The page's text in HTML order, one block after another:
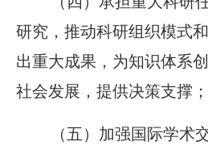
研究，推动科研组织模式
出重大成果，为知识体系
社会发展，提供决策支撑；
（五）加强国际学术